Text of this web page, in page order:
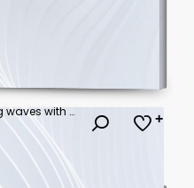
Abstract blue and brown flowing waves with soft motion blur effect for modern digital background, elegant liquid texture for website banner or presentation